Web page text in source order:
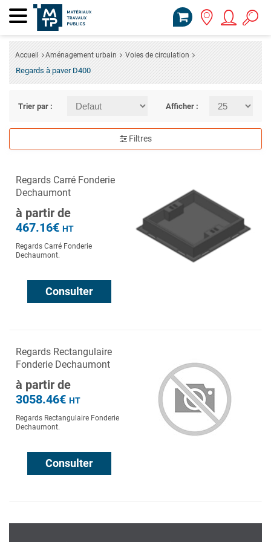
Accueil Aménagement urbain Voies de circulation
Regards à paver D400
Trier par : Afficher :
Filtres
Regards Carré Fonderie
Dechaumont
à partir de
467.16€ HT
Regards Carré Fonderie
Dechaumont.
Consulter
Regards Rectangulaire
Fonderie Dechaumont
à partir de
3058.46€ HT
Regards Rectangulaire Fonderie
Dechaumont.
Consulter